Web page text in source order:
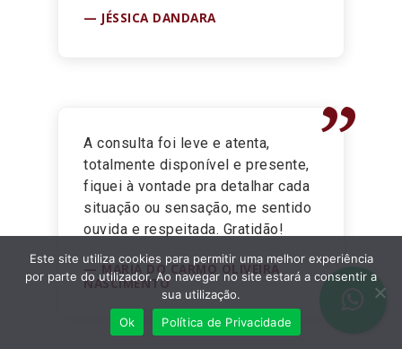
JÉSSICA DANDARA
”
A consulta foi leve e atenta,
totalmente disponível e presente,
fiquei à vontade pra detalhar cada
situação ou sensação, me sentido
ouvida e respeitada. Gratidão!
MARIA DO CARMO OLIVEIRA
NASCIMENTO
Este site utiliza cookies para permitir uma melhor experiência
por parte do utilizador. Ao navegar no site estará a consentir a
sua utilização.
Ok
Política de Privacidade